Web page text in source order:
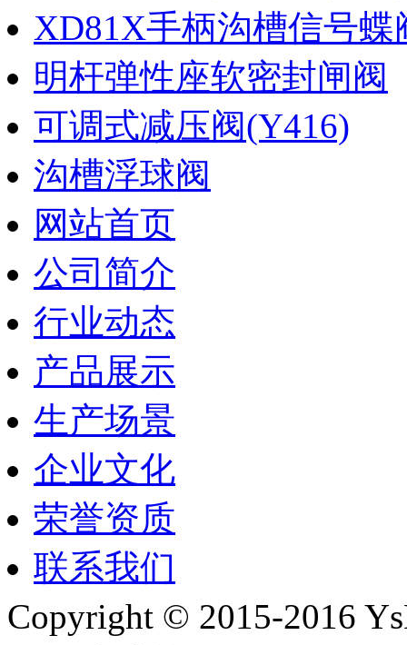
XD81X手柄沟槽信号蝶
明杆弹性座软密封闸阀
可调式减压阀(Y416)
沟槽浮球阀
网站首页
公司简介
行业动态
产品展示
生产场景
企业文化
荣誉资质
联系我们
Copyright © 2015-2016